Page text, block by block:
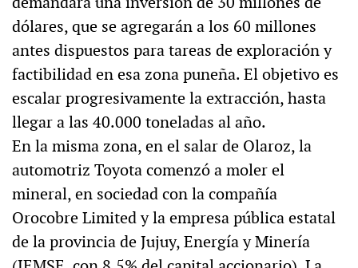
dólares, que se agregarán a los 60 millones
antes dispuestos para tareas de exploración y
factibilidad en esa zona puneña. El objetivo es
escalar progresivamente la extracción, hasta
llegar a las 40.000 toneladas al año.
En la misma zona, en el salar de Olaroz, la
automotriz Toyota comenzó a moler el
mineral, en sociedad con la compañía
Orocobre Limited y la empresa pública estatal
de la provincia de Jujuy, Energía y Minería